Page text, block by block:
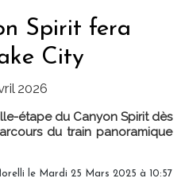
Spirit fera
City
2026
étape du Canyon Spirit dès
du train panoramique
le Mardi 25 Mars 2025 à 10:57